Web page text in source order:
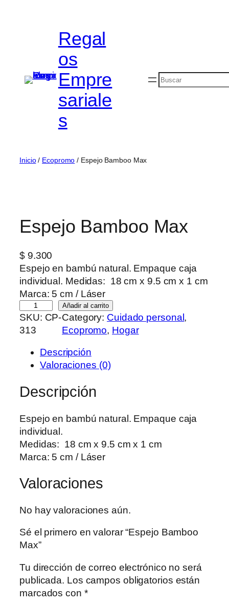
Regal
os
Empre
sariale
s
Buscar
Inicio/ Ecopromo / Espejo Bamboo Max
Espejo Bamboo Max
$9.300
Espejo en bambú natural. Empaque caja
individual. Medidas: 18 cm x 9.5 cm x 1 cm
Marca: 5 cm / Láser
s
p
a
b
o
o
M
x
a
t
i
d
a
d
Añadir al carrito
SKU: CP-
313
Category: Cuidado personal
Ecopromo, Hogar
Descripción
Valoraciones (0)
Descripción
Espejo en bambú natural. Empaque caja
individual.
Medidas: 18 cm x 9.5 cm x 1 cm
Marca: 5 cm / Láser
Valoraciones
No hay valoraciones aún.
Sé el primero en valorar “Espejo Bamboo
Max”
Tu dirección de correo electrónico no será
publicada. Los campos obligatorios están
marcados con *